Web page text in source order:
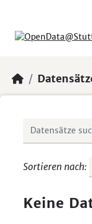
Sortieren nach
Keine